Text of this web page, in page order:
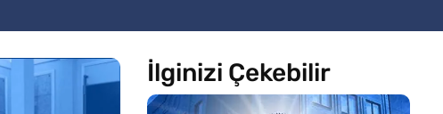
İlginizi Çekebilir